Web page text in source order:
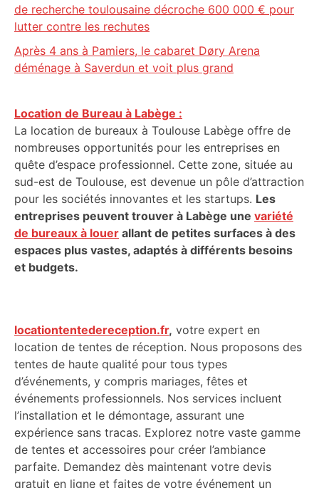
de recherche toulousaine décroche 600 000 € pour
lutter contre les rechutes
Après 4 ans à Pamiers, le cabaret Døry Arena
déménage à Saverdun et voit plus grand
Location de Bureau à Labège :
La location de bureaux à Toulouse Labège offre de
nombreuses opportunités pour les entreprises en
quête d’espace professionnel. Cette zone, située au
sud-est de Toulouse, est devenue un pôle d’attraction
pour les sociétés innovantes et les startups. Les
entreprises peuvent trouver à Labège une variété
de bureaux à louer allant de petites surfaces à des
espaces plus vastes, adaptés à différents besoins
et budgets.
locationtentedereception.fr, votre expert en
location de tentes de réception. Nous proposons des
tentes de haute qualité pour tous types
d’événements, y compris mariages, fêtes et
événements professionnels. Nos services incluent
l’installation et le démontage, assurant une
expérience sans tracas. Explorez notre vaste gamme
de tentes et accessoires pour créer l’ambiance
parfaite. Demandez dès maintenant votre devis
gratuit en ligne et faites de votre événement un